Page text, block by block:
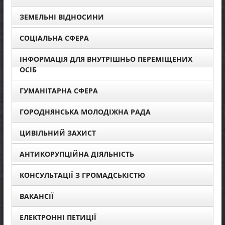
ЗЕМЕЛЬНІ ВІДНОСИНИ
СОЦІАЛЬНА СФЕРА
ІНФОРМАЦІЯ ДЛЯ ВНУТРІШНЬО ПЕРЕМІЩЕНИХ
ОСІБ
ГУМАНІТАРНА СФЕРА
ГОРОДНЯНСЬКА МОЛОДІЖНА РАДА
ЦИВІЛЬНИЙ ЗАХИСТ
АНТИКОРУПЦІЙНА ДІЯЛЬНІСТЬ
КОНСУЛЬТАЦІЇ З ГРОМАДСЬКІСТЮ
ВАКАНСІЇ
ЕЛЕКТРОННІ ПЕТИЦІЇ